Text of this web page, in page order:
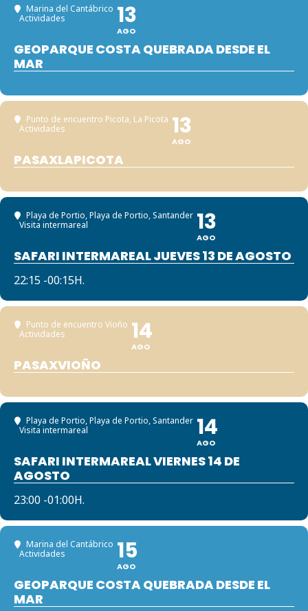
Marina del Cantábrico
Actividades
13
AGO
GEOPARQUE COSTA QUEBRADA DESDE EL
MAR
Punto de encuentro Picota, La Picota
Actividades
13
AGO
PASAXLAPICOTA
Playa de Portio, Playa de Portio, Santander
Visita intermareal
13
AGO
SAFARI INTERMAREAL JUEVES 13 DE AGOSTO
22:15 -00:15H.
Punto de encuentro Vioño
Actividades
14
AGO
PASAXVIOÑO
Playa de Portio, Playa de Portio, Santander
Visita intermareal
14
AGO
SAFARI INTERMAREAL VIERNES 14 DE
AGOSTO
23:00 -01:00H.
Marina del Cantábrico
Actividades
15
AGO
GEOPARQUE COSTA QUEBRADA DESDE EL
MAR